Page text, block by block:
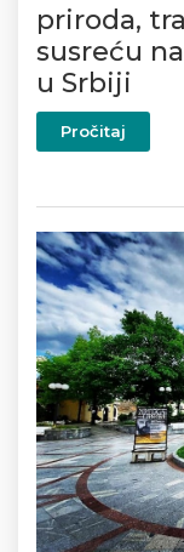
priroda,
susreću
u Srbiji
Pročitaj